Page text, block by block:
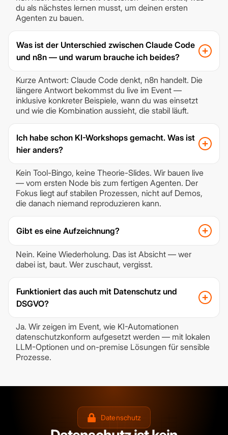
du als nächstes lernen musst, um deinen ersten
Agenten zu bauen.
Was ist der Unterschied zwischen Claude Code
und n8n — und warum brauche ich beides?
Kurze Antwort: Claude Code denkt, n8n handelt. Die
längere Antwort bekommst du live im Event —
inklusive konkreter Beispiele, wann du was einsetzt
und wie die Kombination aussieht, die stabil läuft.
Ich habe schon KI-Workshops gemacht. Was ist
hier anders?
Kein Tool-Bingo, keine Theorie-Slides. Wir bauen live
— vom ersten Node bis zum fertigen Agenten. Der
Fokus liegt auf stabilen Prozessen, nicht auf Demos,
die danach niemand reproduzieren kann.
Gibt es eine Aufzeichnung?
Nein. Keine Wiederholung. Das ist Absicht — wer
dabei ist, baut. Wer zuschaut, vergisst.
Funktioniert das auch mit Datenschutz und
DSGVO?
Ja. Wir zeigen im Event, wie KI-Automationen
datenschutzkonform aufgesetzt werden — mit lokalen
LLM-Optionen und on-premise Lösungen für sensible
Prozesse.
Datenschutz